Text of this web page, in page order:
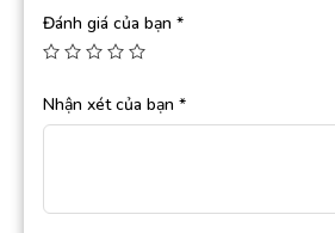
Đánh giá của bạn *
Nhận xét của bạn *